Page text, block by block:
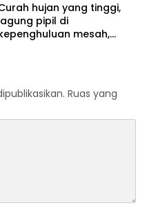
hujan yang tinggi,
pipil di
mesah,
cepat turun langsung
kelapangan
Ruas yang